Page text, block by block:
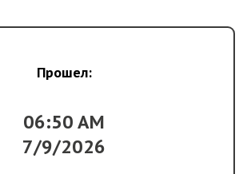
Прошел:
06:50 AM
7/9/2026